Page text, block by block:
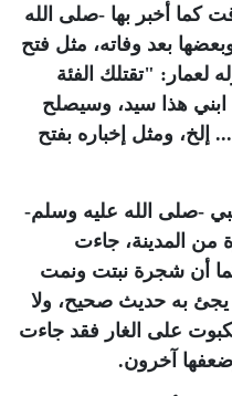
كما أخبر بها -صلى الله
بعد وفاته، مثل فتح
لعمار: "تقتلك الفئة
ابني هذا سيد، وسيصلح
إلخ، ومثل إخباره بفتح
-صلى الله عليه وسلم-
من المدينة، جاءت
أن شجرة نبتت ونمت
به حديث صحيح، ولا
على الغار فقد جاءت
آخرون.